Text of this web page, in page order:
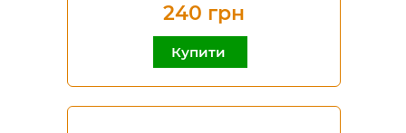
240 грн
Купити